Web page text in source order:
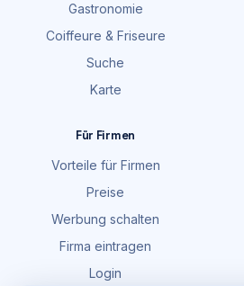
Gastronomie
Coiffeure & Friseure
Suche
Karte
Für Firmen
Vorteile für Firmen
Preise
Werbung schalten
Firma eintragen
Login